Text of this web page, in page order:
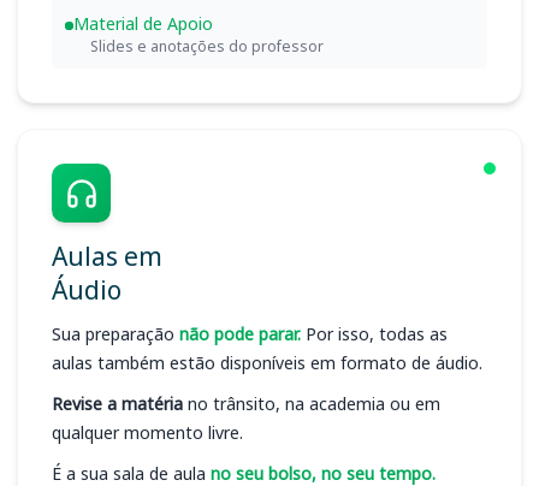
Material de Apoio
Slides e anotações do professor
Aulas em
Áudio
Sua preparação não pode parar. Por isso, todas as
aulas também estão disponíveis em formato de áudio.
Revise a matéria no trânsito, na academia ou em
qualquer momento livre.
É a sua sala de aula no seu bolso, no seu tempo.